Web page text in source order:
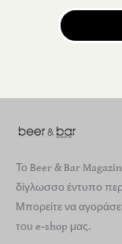
Το Beer & Bar
δίγλωσσο έντυπο
Μπορείτε να
του e-shop μας.